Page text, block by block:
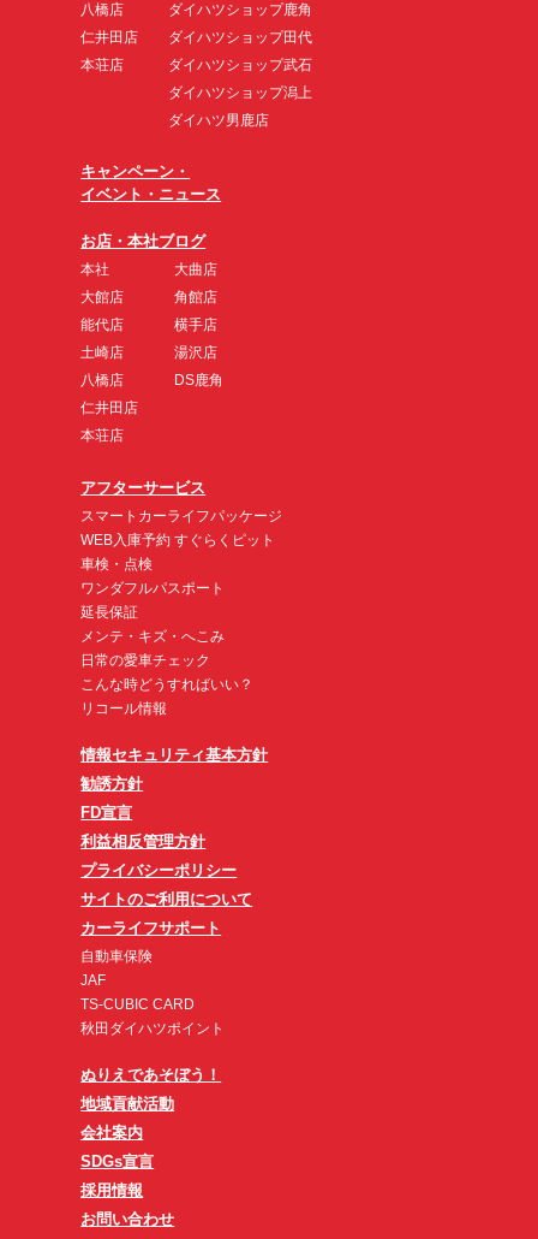
八橋店
仁井田店
本荘店
ダイハツショップ鹿角
ダイハツショップ田代
ダイハツショップ武石
ダイハツショップ潟上
ダイハツ男鹿店
キャンペーン・
イベント・ニュース
お店・本社ブログ
本社
大館店
能代店
土崎店
八橋店
仁井田店
本荘店
大曲店
角館店
横手店
湯沢店
DS鹿角
アフターサービス
スマートカーライフパッケージ
WEB入庫予約 すぐらくピット
車検・点検
ワンダフルパスポート
延長保証
メンテ・キズ・へこみ
日常の愛車チェック
こんな時どうすればいい？
リコール情報
情報セキュリティ基本方針
勧誘方針
FD宣言
利益相反管理方針
プライバシーポリシー
サイトのご利用について
カーライフサポート
自動車保険
JAF
TS-CUBIC CARD
秋田ダイハツポイント
ぬりえであそぼう！
地域貢献活動
会社案内
SDGs宣言
採用情報
お問い合わせ